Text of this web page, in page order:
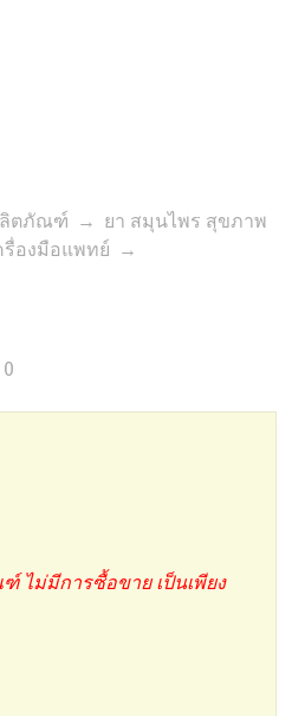
ตภัณฑ์ → ยา สมุนไพร สุขภาพ
องมือแพทย์ →
0
ไม่มีการซื้อขาย เป็นเพียง